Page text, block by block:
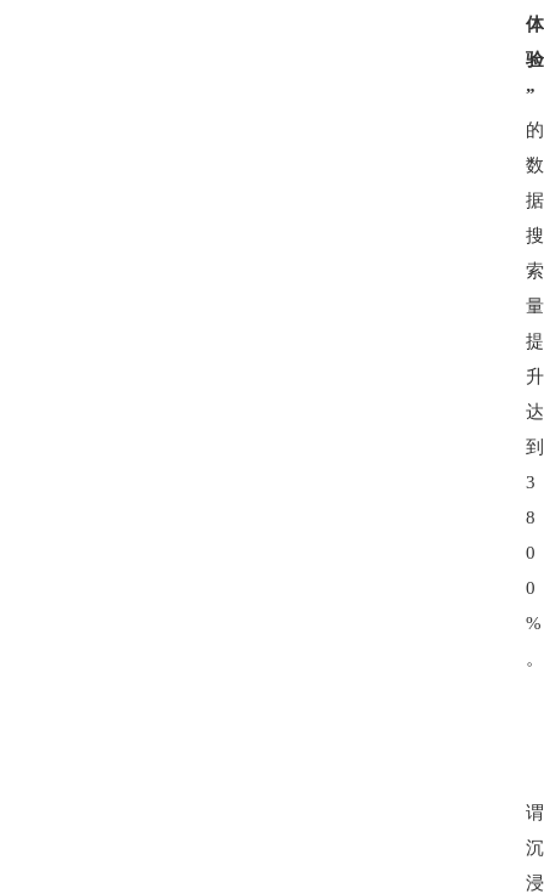
体
验
”
的
数
据
搜
索
量
提
升
达
到
3
8
0
0
%
。
谓
沉
浸